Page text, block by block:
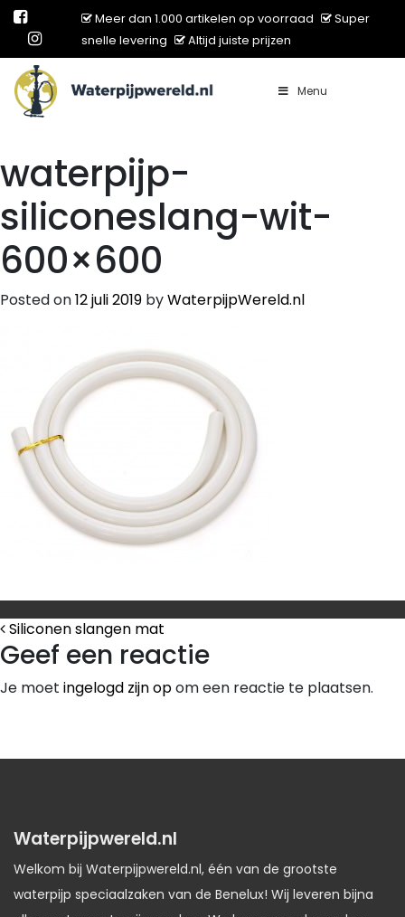
Meer dan 1.000 artikelen op voorraad
Super
snelle levering
Altijd juiste prijzen
Main Navigation Menu
waterpijp-
siliconeslang-wit-
600×600
Posted on12 juli 2019 byWaterpijpWereld.nl
Bericht Navigatie
Siliconen slangen mat
Geef een reactie
Je moet ingelogd zijn opom een reactie te plaatsen.
Waterpijpwereld.nl
Welkom bij Waterpijpwereld.nl, één van de grootste
waterpijp speciaalzaken van de Benelux! Wij leveren bijna